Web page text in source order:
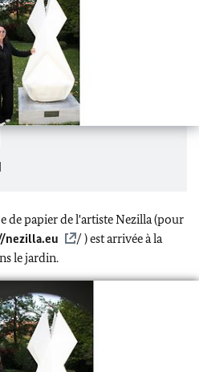
de papier de l'artiste Nezilla (pour
nezilla.eu
/ ) est arrivée à la
le jardin.